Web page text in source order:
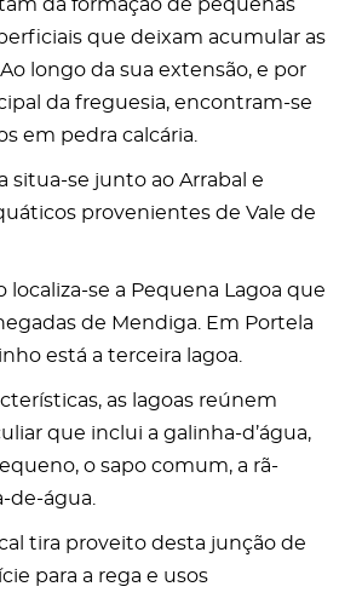
da formação de pequenas
que deixam acumular as
longo da sua extensão, e por
da freguesia, encontram-se
em pedra calcária.
situa-se junto ao Arrabal e
provenientes de Vale de
localiza-se a Pequena Lagoa que
de Mendiga. Em Portela
está a terceira lagoa.
as lagoas reúnem
que inclui a galinha-d’água,
o sapo comum, a rã-
de-água.
tira proveito desta junção de
para a rega e usos